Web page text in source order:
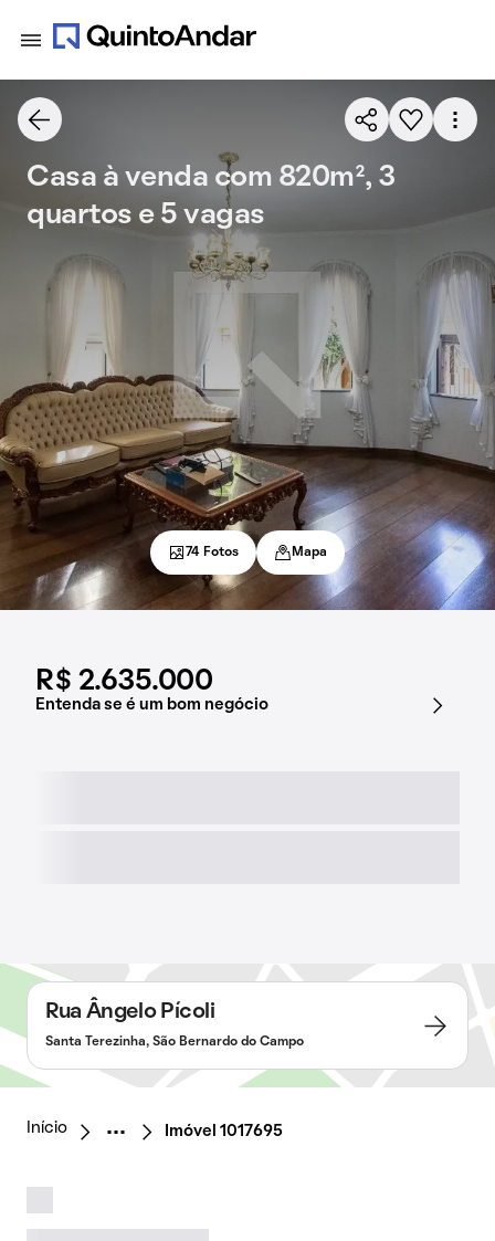
R$ 2.635.000
Entenda se é um bom negócio
Casa à venda com 820m², 3
quartos e 5 vagas
74 Fotos Mapa
Rua Ângelo Pícoli
Santa Terezinha, São Bernardo do Campo
Início Imóvel 1017695